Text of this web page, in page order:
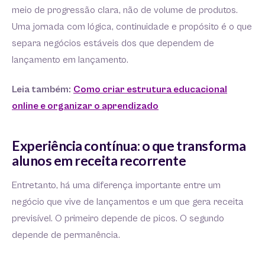
meio de progressão clara, não de volume de produtos.
Uma jornada com lógica, continuidade e propósito é o que
separa negócios estáveis dos que dependem de
lançamento em lançamento.
Leia também: Como criar estrutura educacional
online e organizar o aprendizado
Experiência contínua: o que transforma
alunos em receita recorrente
Entretanto, há uma diferença importante entre um
negócio que vive de lançamentos e um que gera receita
previsível. O primeiro depende de picos. O segundo
depende de permanência.